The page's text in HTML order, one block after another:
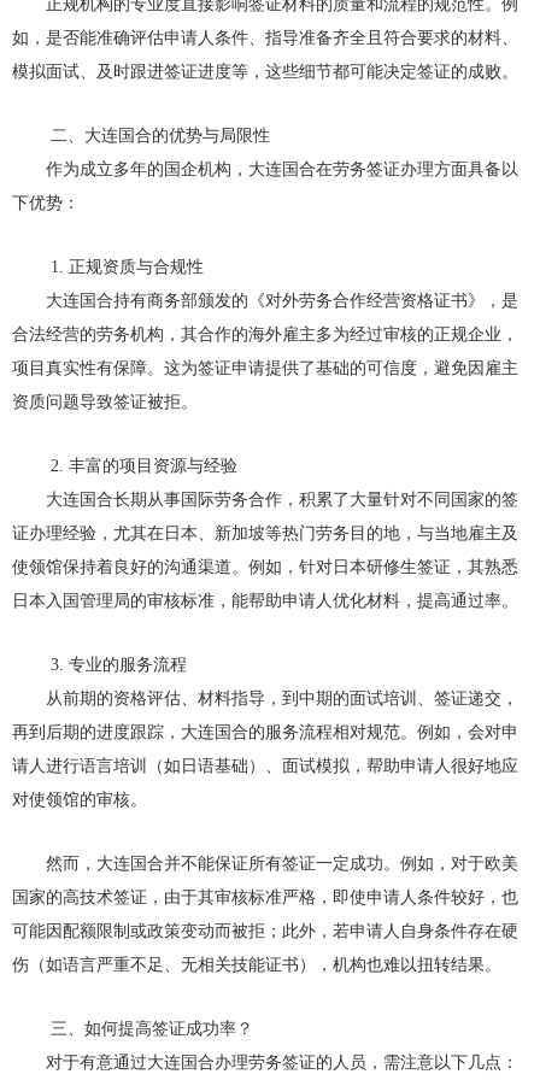
正规机构的专业度直接影响签证材料的质量和流程的规范性。例
如，是否能准确评估申请人条件、指导准备齐全且符合要求的材料、
模拟面试、及时跟进签证进度等，这些细节都可能决定签证的成败。
二、大连国合的优势与局限性
作为成立多年的国企机构，大连国合在劳务签证办理方面具备以
下优势：
1. 正规资质与合规性
大连国合持有商务部颁发的《对外劳务合作经营资格证书》，是
合法经营的劳务机构，其合作的海外雇主多为经过审核的正规企业，
项目真实性有保障。这为签证申请提供了基础的可信度，避免因雇主
资质问题导致签证被拒。
2. 丰富的项目资源与经验
大连国合长期从事国际劳务合作，积累了大量针对不同国家的签
证办理经验，尤其在日本、新加坡等热门劳务目的地，与当地雇主及
使领馆保持着良好的沟通渠道。例如，针对日本研修生签证，其熟悉
日本入国管理局的审核标准，能帮助申请人优化材料，提高通过率。
3. 专业的服务流程
从前期的资格评估、材料指导，到中期的面试培训、签证递交，
再到后期的进度跟踪，大连国合的服务流程相对规范。例如，会对申
请人进行语言培训（如日语基础）、面试模拟，帮助申请人很好地应
对使领馆的审核。
然而，大连国合并不能保证所有签证一定成功。例如，对于欧美
国家的高技术签证，由于其审核标准严格，即使申请人条件较好，也
可能因配额限制或政策变动而被拒；此外，若申请人自身条件存在硬
伤（如语言严重不足、无相关技能证书），机构也难以扭转结果。
三、如何提高签证成功率？
对于有意通过大连国合办理劳务签证的人员，需注意以下几点：